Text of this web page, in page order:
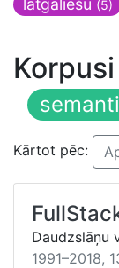
latgaliešu (5)
Kārtot pēc:
Daudzslāņu
1991–2018,